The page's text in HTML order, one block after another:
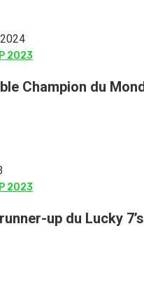
2023
Champion du
2023
up du Lucky